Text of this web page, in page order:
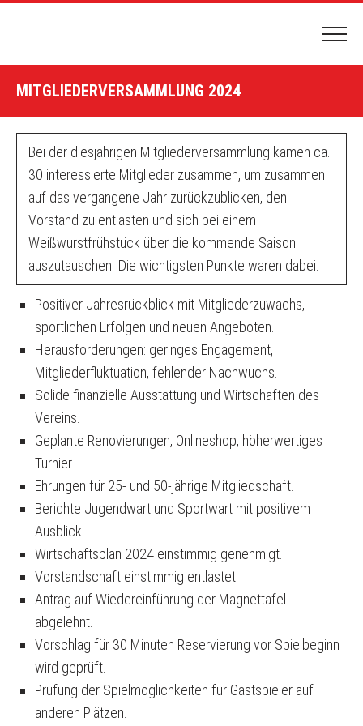
HALLENBUCHUNG
DER CLUB
CLUBGELÄNDE & ANFAHRT
NEWS & TERMINE
VORSTAND
TENNIS SPIELEN
MITGLIEDSCHAFT
GASTSPIELER/PLATZBUCHUNG
HALLENBUCHUNG/HALLENORDNUNG
TENNISSCHULE
MANNSCHAFTEN
TEAMKLEIDUNG
MITGLIEDERVERSAMMLUNG 2024
Bei der diesjährigen Mitgliederversammlung kamen ca.
30 interessierte Mitglieder zusammen, um zusammen
auf das vergangene Jahr zurückzublicken, den
Vorstand zu entlasten und sich bei einem
Weißwurstfrühstück über die kommende Saison
auszutauschen. Die wichtigsten Punkte waren dabei:
Positiver Jahresrückblick mit Mitgliederzuwachs,
sportlichen Erfolgen und neuen Angeboten.
Herausforderungen: geringes Engagement,
Mitgliederfluktuation, fehlender Nachwuchs.
Solide finanzielle Ausstattung und Wirtschaften des
Vereins.
Geplante Renovierungen, Onlineshop, höherwertiges
Turnier.
Ehrungen für 25- und 50-jährige Mitgliedschaft.
Berichte Jugendwart und Sportwart mit positivem
Ausblick.
Wirtschaftsplan 2024 einstimmig genehmigt.
Vorstandschaft einstimmig entlastet.
Antrag auf Wiedereinführung der Magnettafel
abgelehnt.
Vorschlag für 30 Minuten Reservierung vor Spielbeginn
wird geprüft.
Prüfung der Spielmöglichkeiten für Gastspieler auf
anderen Plätzen.